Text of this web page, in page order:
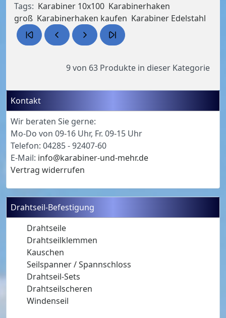
Tags: Karabiner 10x100 Karabinerhaken
groß Karabinerhaken kaufen Karabiner Edelstahl
9 von 63 Produkte in dieser Kategorie
Kontakt
Wir beraten Sie gerne:
Mo-Do von 09-16 Uhr, Fr. 09-15 Uhr
Telefon: 04285 - 92407-60
E-Mail: info@karabiner-und-mehr.de
Vertrag widerrufen
Drahtseil-Befestigung
Drahtseile
Drahtseilklemmen
Kauschen
Seilspanner / Spannschloss
Drahtseil-Sets
Drahtseilscheren
Windenseil